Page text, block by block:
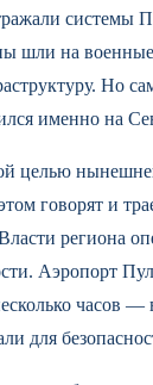
системы
шли на
Но
именно на
целью
говорят и
региона
Аэропорт
часов —
для